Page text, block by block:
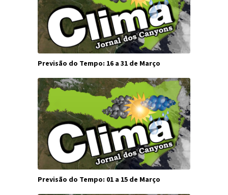
Previsão do Tempo: 16 a 31 de Março
Previsão do Tempo: 01 a 15 de Março